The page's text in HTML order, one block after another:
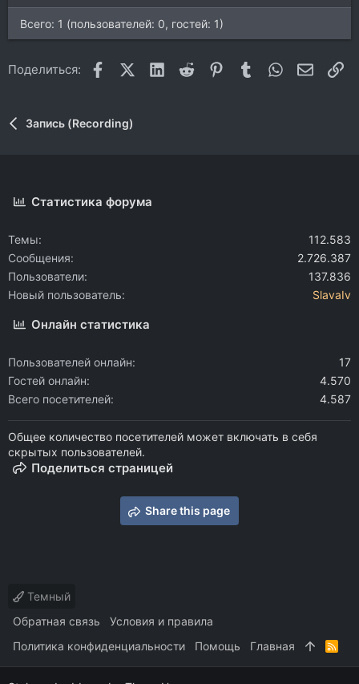
Всего: 1 (пользователей: 0, гостей: 1)
Поделиться: FacebookX (Twitter)
LinkedIn
Reddit Pinterest
Tumblr WhatsApp
Запись (Recording)
Статистика форума
Темы
112.583
Сообщения
2.726.387
Пользователи
137.836
Новый пользователь
SlavaIv
Онлайн статистика
Пользователей онлайн
17
Гостей онлайн
4.570
Всего посетителей
4.587
Общее количество посетителей может включать в себя
скрытых пользователей.
Поделиться страницей
Share this page
Темный
Обратная связь
Условия и правила
Политика конфиденциальности
Помощь Главная
R